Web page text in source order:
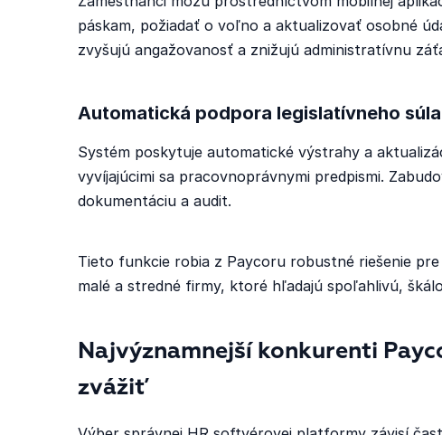
páskam, požiadať o voľno a aktualizovať osobné
zvyšujú angažovanosť a znižujú administratívnu
Automatická podpora legislatívneho
Systém poskytuje automatické výstrahy a
vyvíjajúcimi sa pracovnoprávnymi predpismi.
dokumentáciu a audit.
Tieto funkcie robia z Paycoru robustné riešenie
malé a stredné firmy, ktoré hľadajú spoľahlivú,
Najvýznamnejší konkurenti
zvážiť